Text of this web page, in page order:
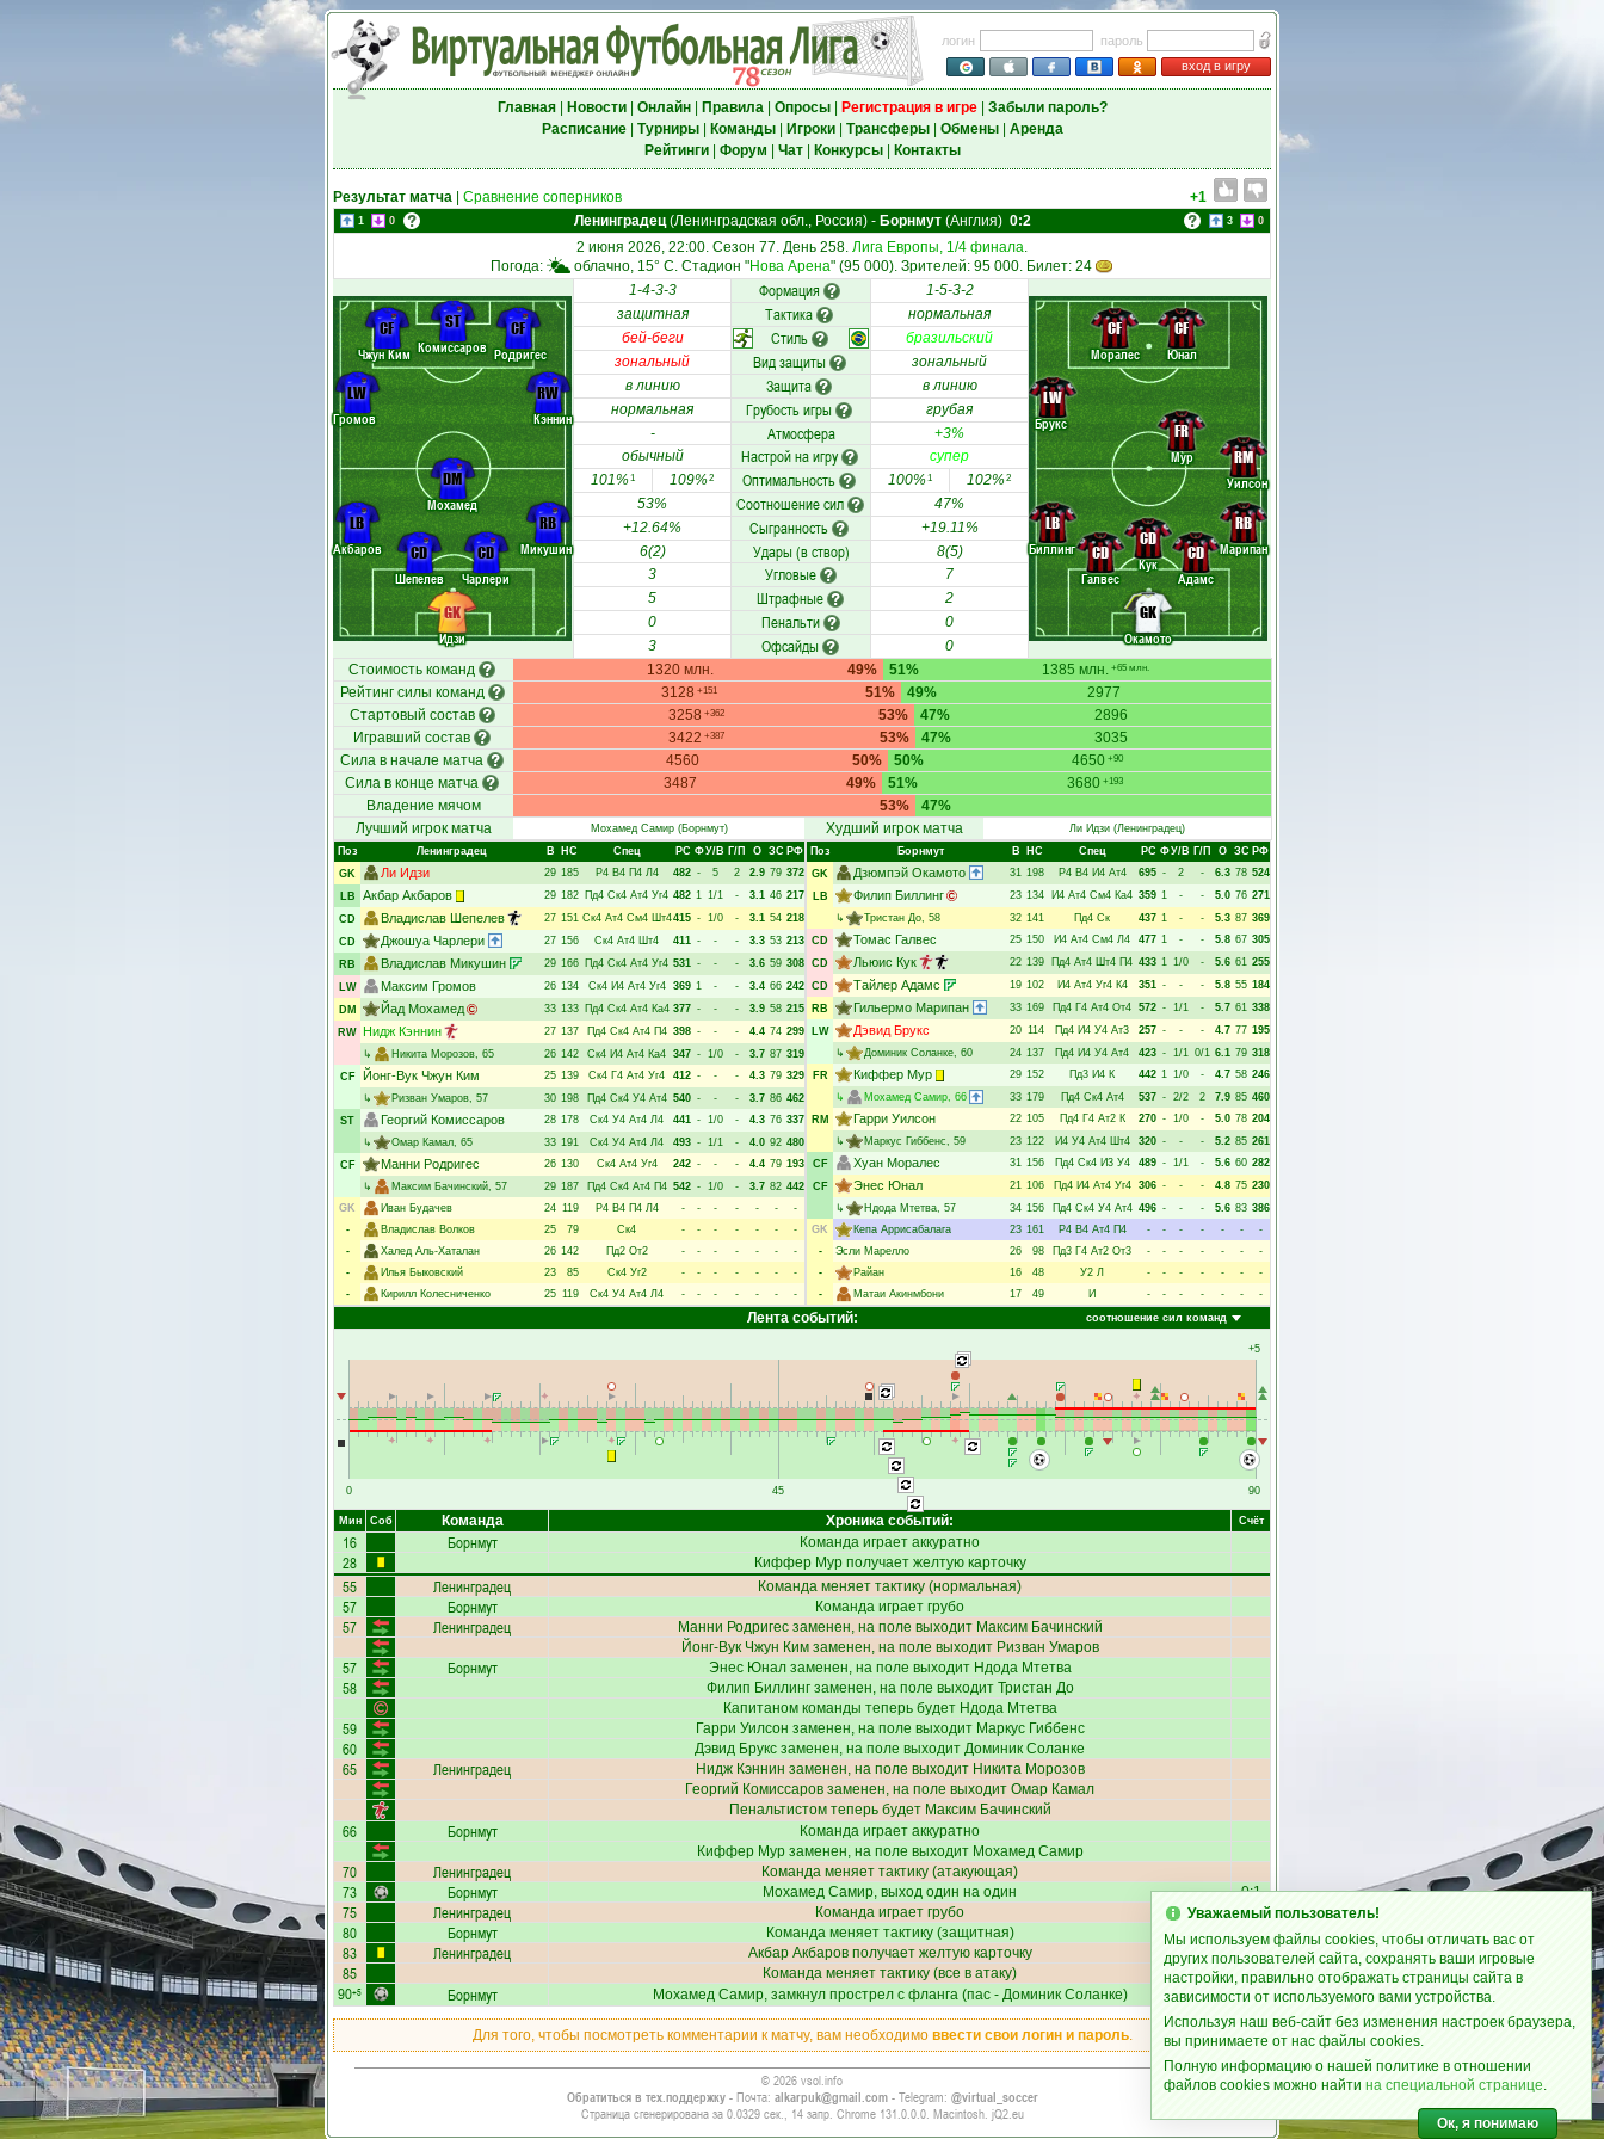
логин
пароль
вход в игру
Главная| Новости| Онлайн| Правила| Опросы| Регистрация в игре| Забыли пароль?
Расписание| Турниры| Команды| Игроки| Трансферы| Обмены| Аренда
Рейтинги| Форум Чат| Конкурсы| Контакты
Результат матча Сравнение соперников +1
1 0 Ленинградец(Ленинградская обл., Россия)- Борнмут(Англия) 0:2 3 0
2 июня 2026, 22:00. Сезон 77. День 258. Лига Европы, 1/4 финала.
Погода:
облачно, 15° C. Стадион "Нова Арена" (95 000). Зрителей: 95 000. Билет: 24
Идзи
Акбаров
Шепелев
Чарлери
Микушин
Громов
Мохамед
Кэннин
Чжун Ким Комиссаров Родригес
GK
LB
CD
CD
RB
LW
DM
RW
CF ST CF
1-4-3-3 Формация 1-5-3-2
Окамото
Биллинг
Галвес
Кук
Адамс
Марипан
Брукс
Мур
Уилсон
Моралес Юнал
GK
LB
CD
CD
CD
RB
LW
FR
RM
CF CF
защитная Тактика
нормальная
бей-беги
Стиль
бразильский
зональный
Вид защиты
зональный
в линию
Защита
в линию
нормальная
Грубость игры
грубая
-
Атмосфера
+3%
обычный
Настрой на игру
супер
101%1 109%2 Оптимальность 100%1 102%2
53% Соотношение сил
47%
+12.64%
Сыгранность
+19.11%
6(2)
Удары (в створ)
8(5)
3
Угловые
7
5
Штрафные
2
0
Пенальти
0
3
Офсайды
0
Стоимость команд
1320 млн. 49% 1385 млн. +65 млн.
51%
Рейтинг силы команд
3128 +151 51% 2977
49%
Стартовый состав
3258 +362 53% 2896
47%
Игравший состав
3422 +387 53% 3035
47%
Сила в начале матча
4560 50% 4650 +90
50%
Сила в конце матча
3487 49% 3680 +193
51%
Владение мячом
53%
47%
Лучший игрок матча
Мохамед Самир(Борнмут) Худший игрок матча Ли Идзи (Ленинградец)
Поз
Ленинградец В НC Спец РC ФУ/В Г/П О ЗС РФ
GK
Ли Идзи 29 185 Р4 В4 П4 Л4 482 - 5 2 2.9 79 372
LB
Акбар Акбаров 29 182 Пд4 Ск4 Ат4 Уг4 482 1 1/1 - 3.1 46 217
CD
Владислав Шепелев 27 151 Ск4 Ат4 См4 Шт4415 - 1/0 - 3.1 54 218
CD
Джошуа Чарлери 27 156 Ск4 Ат4 Шт4 411 - - - 3.3 53 213
RB
Владислав Микушин 29 166 Пд4 Ск4 Ат4 Уг4 531 - - - 3.6 59 308
LW
Максим Громов 26 134 Ск4 И4 Ат4 Уг4 369 1 - - 3.4 66 242
DM
Йад Мохамед 33 133 Пд4 Ск4 Ат4 Ка4 377 - - - 3.9 58 215
RW Нидж Кэннин 27 137 Пд4 Ск4 Ат4 П4 398 - - - 4.4 74 299
↳
Никита Морозов, 65 26 142 Ск4 И4 Ат4 Ка4 347 - 1/0 - 3.7 87 319
CF
Йонг-Вук Чжун Ким 25 139 Ск4 Г4 Ат4 Уг4 412 - - - 4.3 79 329
↳
Ризван Умаров, 57 30 198 Пд4 Ск4 У4 Ат4 540 - - - 3.7 86 462
ST
Георгий Комиссаров 28 178 Ск4 У4 Ат4 Л4 441 - 1/0 - 4.3 76 337
↳
Омар Камал, 65 33 191 Ск4 У4 Ат4 Л4 493 - 1/1 - 4.0 92 480
CF
Манни Родригес 26 130 Ск4 Ат4 Уг4 242 - - - 4.4 79 193
↳
Максим Бачинский, 57 29 187 Пд4 Ск4 Ат4 П4 542 - 1/0 - 3.7 82 442
GK
Иван Будачев 24 119 Р4 В4 П4 Л4 - - - - - -
-
-
Владислав Волков 25 79 Ск4 - - - - - -
-
-
Халед Аль-Хаталан 26 142 Пд2 От2 - - - - - -
-
-
Илья Быковский 23 85 Ск4 Уг2 - - - - - -
-
-
Кирилл Колесниченко 25 119 Ск4 У4 Ат4 Л4 - - - - - - -
Поз Борнмут В НC Спец РC ФУ/В Г/П О ЗС РФ
GK
Дзюмпэй Окамото 31 198 Р4 В4 И4 Ат4 695 - 2 - 6.3 78 524
LB
Филип Биллинг 23 134 И4 Ат4 См4 Ка4 359 1 - - 5.0 76 271
↳
Тристан До, 58 32 141 Пд4 Ск 437 1 - - 5.3 87 369
CD
Томас Галвес 25 150 И4 Ат4 См4 Л4 477 1 - - 5.8 67 305
CD
Льюис Кук 22 139 Пд4 Ат4 Шт4 П4 433 1 1/0 - 5.6 61 255
CD
Тайлер Адамс 19 102 И4 Ат4 Уг4 К4 351 - - - 5.8 55 184
RB
Гильермо Марипан 33 169 Пд4 Г4 Ат4 От4 572 - 1/1 - 5.7 61 338
LW
Дэвид Брукс 20 114 Пд4 И4 У4 Ат3 257 - - - 4.7 77 195
↳
Доминик Соланке, 60 24 137 Пд4 И4 У4 Ат4 423 - 1/1 0/1 6.1 79 318
FR
Киффер Мур 29 152 Пд3 И4 К 442 1 1/0 - 4.7 58 246
↳
Мохамед Самир, 66 33 179 Пд4 Ск4 Ат4 537 - 2/2 2 7.9 85 460
RM
Гарри Уилсон 22 105 Пд4 Г4 Ат2 К 270 - 1/0 - 5.0 78 204
↳
Маркус Гиббенс, 59 23 122 И4 У4 Ат4 Шт4 320 - - - 5.2 85 261
CF
Хуан Моралес 31 156 Пд4 Ск4 И3 У4 489 - 1/1 - 5.6 60 282
CF
Энес Юнал 21 106 Пд4 И4 Ат4 Уг4 306 - - - 4.8 75 230
↳
Ндода Мтетва, 57 34 156 Пд4 Ск4 У4 Ат4 496 - - - 5.6 83 386
GK
Кепа Аррисабалага 23 161 Р4 В4 Ат4 П4 - - - - - -
-
-
Эсли Марелло 26 98 Пд3 Г4 Ат2 От3 - - - - - -
-
-
Райан 16 48 У2 Л - - - - - -
-
-
Матаи Акинмбони 17 49 И - - - - - -
-
соотношение сил команд
Лента событий:
0 45
+5
90
Мин Соб Команда Хроника событий: Счёт
16 Борнмут Команда играет аккуратно
28 Киффер Мурполучает желтую карточку
55 Ленинградец Команда меняет тактику (нормальная)
57 Борнмут Команда играет грубо
57 Ленинградец Манни Родригесзаменен, на поле выходит Максим Бачинский
Йонг-Вук Чжун Кимзаменен, на поле выходит Ризван Умаров
57 Борнмут Энес Юналзаменен, на поле выходит Ндода Мтетва
58 Филип Биллингзаменен, на поле выходит Тристан До
Капитаном команды теперь будет Ндода Мтетва
59 Гарри Уилсон заменен, на поле выходит Маркус Гиббенс
60 Дэвид Брукс заменен, на поле выходит Доминик Соланке
65 Ленинградец Нидж Кэннин заменен, на поле выходит Никита Морозов
Георгий Комиссаров заменен, на поле выходит Омар Камал
Пенальтистом теперь будет Максим Бачинский
66 Борнмут
Команда играет аккуратно
Киффер Мурзаменен, на поле выходит Мохамед Самир
70 Ленинградец Команда меняет тактику (атакующая)
73 Борнмут Мохамед Самир, выход один на один 0:1
75 Ленинградец Команда играет грубо
80 Борнмут Команда меняет тактику (защитная)
83 Ленинградец Акбар Акбаровполучает желтую карточку
85 Команда меняет тактику (все в атаку)
90+5 Борнмут Мохамед Самир, замкнул прострел с фланга (пас - Доминик Соланке) 0:2
Для того, чтобы посмотреть комментарии к матчу, вам необходимо ввести свои логин и пароль.
© 2026 vsol.info
Обратиться в тех.поддержку- Почта: alkarpuk@gmail.com- Telegram: @virtual_soccer
Страница сгенерирована за 0.0329 сек., 14 запр. Chrome 131.0.0.0. Macintosh. jQ2.eu
Уважаемый пользователь!
Мы используем файлы cookies, чтобы отличать вас от
других пользователей сайта, сохранять ваши игровые
настройки, правильно отображать страницы сайта в
зависимости от используемого вами устройства.
Используя наш веб-сайт без изменения настроек браузера,
вы принимаете от нас файлы cookies.
Полную информацию о нашей политике в отношении
файлов cookies можно найти на специальной странице.
Ок, я понимаю